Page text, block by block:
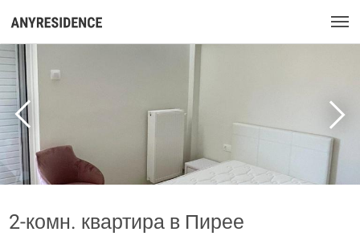
2-комн. квартира в Пирее